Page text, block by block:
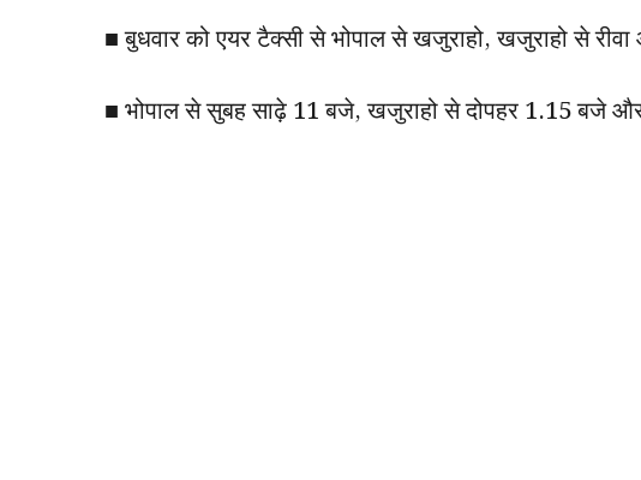
■ बुधवार को एयर टैक्सी से भोपाल से खजुराहो, खजुराहो से
■ भोपाल से सुबह साढ़े 11 बजे, खजुराहो से दोपहर 1.15 बजे और